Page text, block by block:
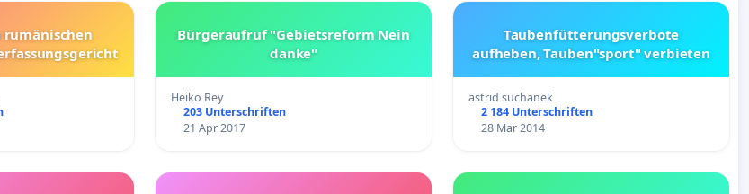
Bürgeraufruf "Gebietsreform Nein
danke"
Heiko Rey
203 Unterschriften
21 Apr 2017
Taubenfütterungsverbote
aufheben, Tauben"sport" verbieten
astrid suchanek
2 184 Unterschriften
28 Mar 2014